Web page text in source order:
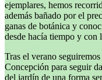
ejemplares, hemos
además bañado por el
ganas de botánica y
desde hacía tiempo y con
Tras el verano
Concepción para seguir
del jardín de una forma